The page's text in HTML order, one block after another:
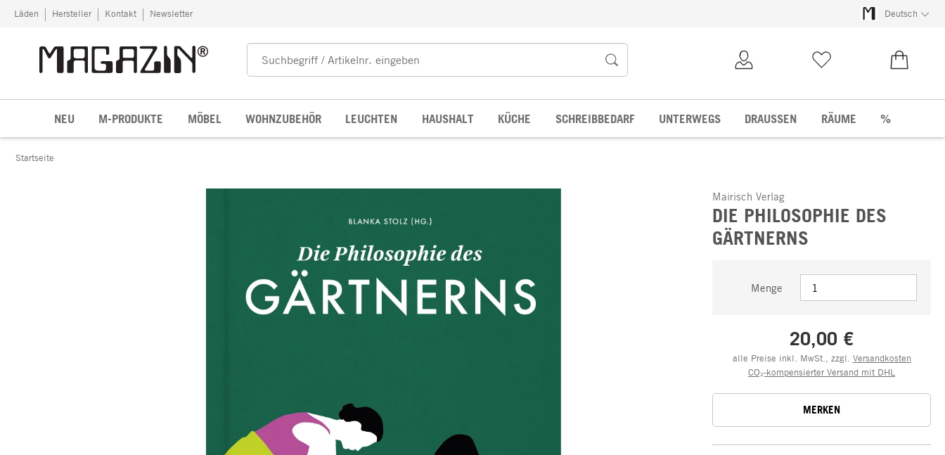
Zum Inhalt springen
Läden Hersteller Kontakt Newsletter Deutsch
NEU M-PRODUKTE MÖBEL WOHNZUBEHÖR LEUCHTEN HAUSHALT KÜCHE SCHREIBBEDARF UNTERWEGS DRAUSSEN RÄUME %
Startseite
Mairisch Verlag
DIE PHILOSOPHIE DES
GÄRTNERNS
Menge
20,00 €
alle Preise inkl. MwSt., zzgl. Versandkosten
CO₂-kompensierter Versand mit DHL
MERKEN